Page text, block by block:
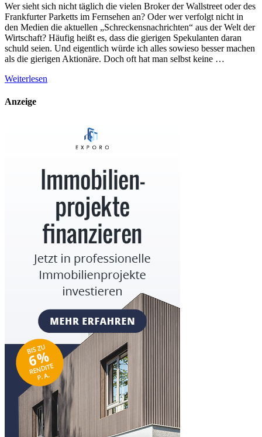
Wer sieht sich nicht täglich die vielen Broker der Wallstreet oder des
Frankfurter Parketts im Fernsehen an? Oder wer verfolgt nicht in
den Medien die aktuellen „Schreckensnachrichten“ aus der Welt der
Wirtschaft? Häufig heißt es, dass die gierigen Spekulanten daran
schuld seien. Und eigentlich würde ich alles sowieso besser machen
als die gierigen Aktionäre. Doch oft hat man selbst keine …
Weiterlesen
Anzeige